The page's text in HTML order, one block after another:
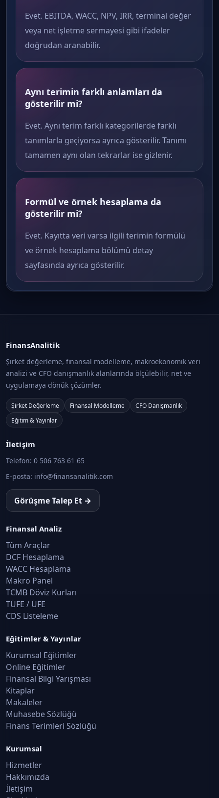
Evet. EBITDA, WACC, NPV, IRR, terminal değer
veya net işletme sermayesi gibi ifadeler
doğrudan aranabilir.
Aynı terimin farklı anlamları da
gösterilir mi?
Evet. Aynı terim farklı kategorilerde farklı
tanımlarla geçiyorsa ayrıca gösterilir. Tanımı
tamamen aynı olan tekrarlar ise gizlenir.
Formül ve örnek hesaplama da
gösterilir mi?
Evet. Kayıtta veri varsa ilgili terimin formülü
ve örnek hesaplama bölümü detay
sayfasında ayrıca gösterilir.
FinansAnalitik
Şirket değerleme, finansal modelleme, makroekonomik veri
analizi ve CFO danışmanlık alanlarında ölçülebilir, net ve
uygulamaya dönük çözümler.
Şirket Değerleme Finansal Modelleme
CFO Danışmanlık
Eğitim & Yayınlar
İletişim
Telefon: 0 506 763 61 65
E-posta: info@finansanalitik.com
Görüşme Talep Et →
Finansal Analiz
Tüm Araçlar
DCF Hesaplama
WACC Hesaplama
Makro Panel
TCMB Döviz Kurları
TÜFE / ÜFE
CDS Listeleme
Eğitimler & Yayınlar
Kurumsal Eğitimler
Online Eğitimler
Finansal Bilgi Yarışması
Kitaplar
Makaleler
Muhasebe Sözlüğü
Finans Terimleri Sözlüğü
Kurumsal
Hizmetler
Hakkımızda
İletişim